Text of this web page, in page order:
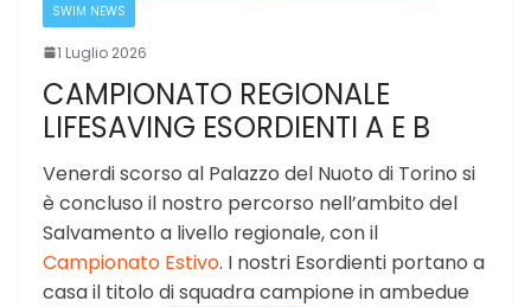
SWIM NEWS
1 Luglio 2026
CAMPIONATO REGIONALE
LIFESAVING ESORDIENTI A E B
Venerdi scorso al Palazzo del Nuoto di Torino si
è concluso il nostro percorso nell’ambito del
Salvamento a livello regionale, con il
Campionato Estivo. I nostri Esordienti portano a
casa il titolo di squadra campione in ambedue